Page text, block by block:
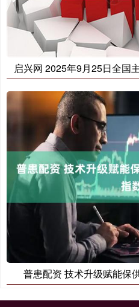
启兴网 2025年9月25日全国
普患配资 技术升级赋能保